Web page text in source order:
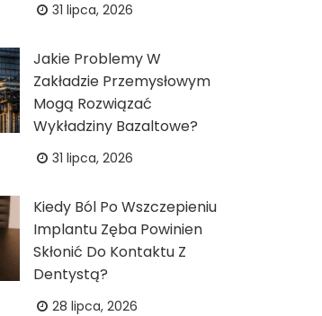
31 lipca, 2026
Jakie Problemy W
Zakładzie Przemysłowym
Mogą Rozwiązać
Wykładziny Bazaltowe?
31 lipca, 2026
Kiedy Ból Po Wszczepieniu
Implantu Zęba Powinien
Skłonić Do Kontaktu Z
Dentystą?
28 lipca, 2026